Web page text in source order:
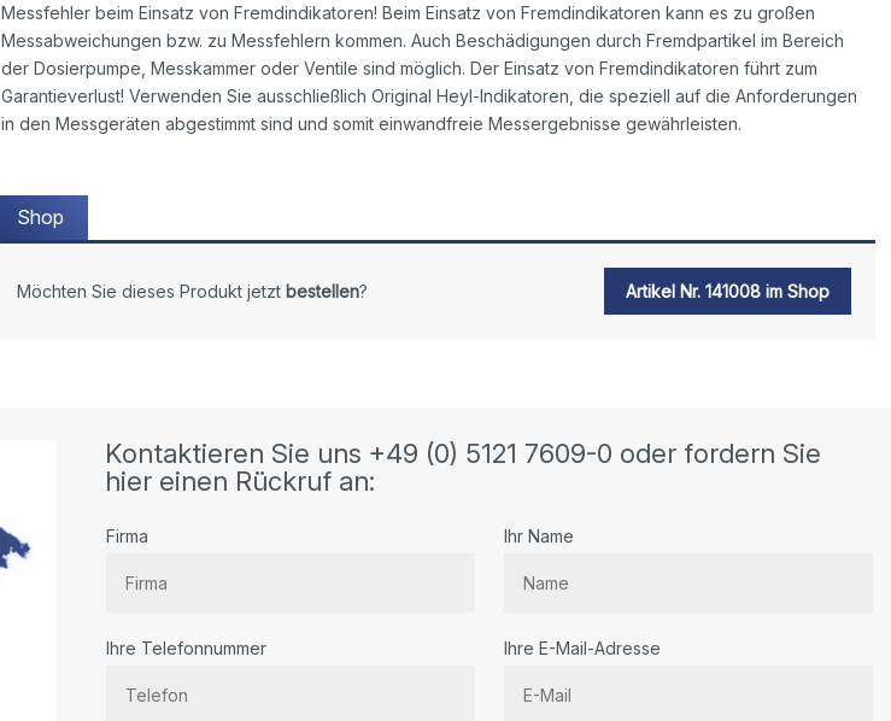
Messfehler beim Einsatz von Fremdindikatoren! Beim Einsatz von Fremdindikatoren kann es zu großen
Messabweichungen bzw. zu Messfehlern kommen. Auch Beschädigungen durch Fremdpartikel im Bereich
der Dosierpumpe, Messkammer oder Ventile sind möglich. Der Einsatz von Fremdindikatoren führt zum
Garantieverlust! Verwenden Sie ausschließlich Original Heyl-Indikatoren, die speziell auf die Anforderungen
in den Messgeräten abgestimmt sind und somit einwandfreie Messergebnisse gewährleisten.
Shop
Möchten Sie dieses Produkt jetzt bestellen? Artikel Nr. 141008 im Shop
Kontaktieren Sie uns +49 (0) 5121 7609-0 oder fordern Sie
hier einen Rückruf an:
Firma Ihr Name
Ihre Telefonnummer Ihre E-Mail-Adresse